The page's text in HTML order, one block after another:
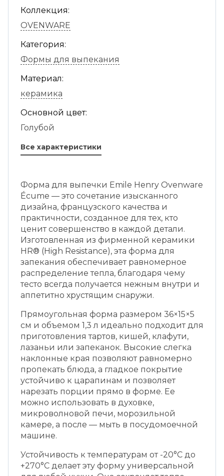
Коллекция:
OVENWARE
Категория:
Формы для выпекания
Материал:
керамика
Основной цвет:
Голубой
Все характеристики
Форма для выпечки Emile Henry Ovenware
Écume — это сочетание изысканного
дизайна, французского качества и
практичности, созданное для тех, кто
ценит совершенство в каждой детали.
Изготовленная из фирменной керамики
HR® (High Resistance), эта форма для
запекания обеспечивает равномерное
распределение тепла, благодаря чему
тесто всегда получается нежным внутри и
аппетитно хрустящим снаружи.
Прямоугольная форма размером 36×15×5
см и объемом 1,3 л идеально подходит для
приготовления тартов, кишей, клафути,
лазаньи или запеканок. Высокие слегка
наклонные края позволяют равномерно
пропекать блюда, а гладкое покрытие
устойчиво к царапинам и позволяет
нарезать порции прямо в форме. Ее
можно использовать в духовке,
микроволновой печи, морозильной
камере, а после — мыть в посудомоечной
машине.
Устойчивость к температурам от -20°C до
+270°C делает эту форму универсальной